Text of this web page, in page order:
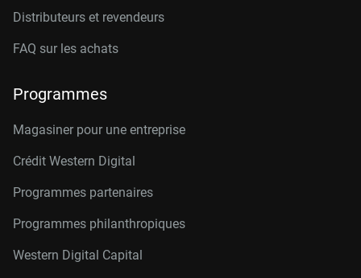
Distributeurs et revendeurs
FAQ sur les achats
Programmes
Magasiner pour une entreprise
Crédit Western Digital
Programmes partenaires
Programmes philanthropiques
Western Digital Capital